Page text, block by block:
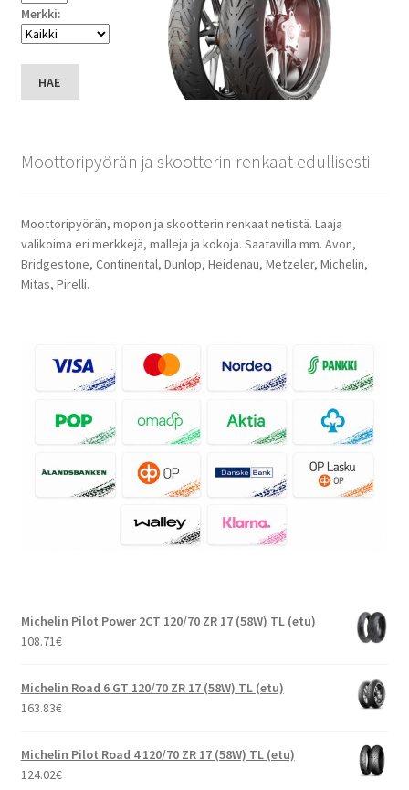
Merkki:
HAE
Moottoripyörän ja skootterin renkaat edullisesti
Moottoripyörän, mopon ja skootterin renkaat netistä. Laaja
valikoima eri merkkejä, malleja ja kokoja. Saatavilla mm. Avon,
Bridgestone, Continental, Dunlop, Heidenau, Metzeler, Michelin,
Mitas, Pirelli.
Michelin Pilot Power 2CT 120/70 ZR 17 (58W) TL (etu)
108.71€
Michelin Road 6 GT 120/70 ZR 17 (58W) TL (etu)
163.83€
Michelin Pilot Road 4 120/70 ZR 17 (58W) TL (etu)
124.02€